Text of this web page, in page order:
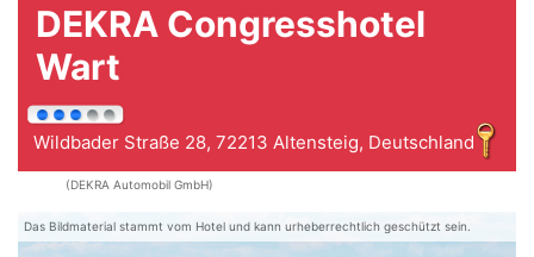
DEKRA Congresshotel
Wart
Wildbader Straße 28, 72213 Altensteig, Deutschland
(DEKRA Automobil GmbH)
Das Bildmaterial stammt vom Hotel und kann urheberrechtlich geschützt sein.